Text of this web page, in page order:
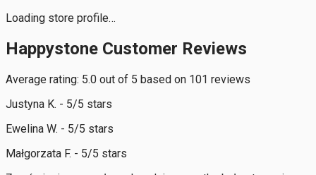
Loading store profile…
Happystone Customer Reviews
Average rating: 5.0 out of 5 based on 101 reviews
Justyna K. - 5/5 stars
Ewelina W. - 5/5 stars
Małgorzata F. - 5/5 stars